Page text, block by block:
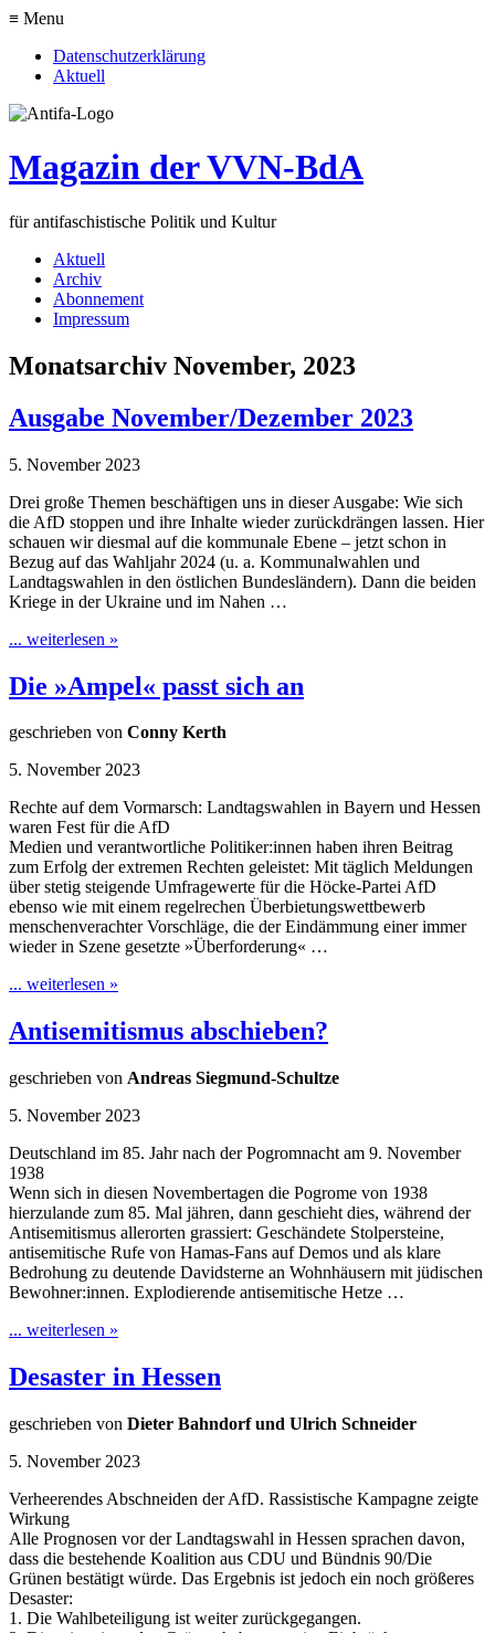
≡ Menu
Datenschutzerklärung
Aktuell
Magazin der VVN-BdA
für antifaschistische Politik und Kultur
Aktuell
Archiv
Abonnement
Impressum
Monatsarchiv November, 2023
Ausgabe November/Dezember 2023
5. November 2023
Drei große Themen beschäftigen uns in dieser Ausgabe: Wie sich
die AfD stoppen und ihre Inhalte wieder zurückdrängen lassen. Hier
schauen wir diesmal auf die kommunale Ebene – jetzt schon in
Bezug auf das Wahljahr 2024 (u. a. Kommunalwahlen und
Landtagswahlen in den östlichen Bundesländern). Dann die beiden
Kriege in der Ukraine und im Nahen …
... weiterlesen »
Die »Ampel« passt sich an
geschrieben von Conny Kerth
5. November 2023
Rechte auf dem Vormarsch: Landtagswahlen in Bayern und Hessen
waren Fest für die AfD
Medien und verantwortliche Politiker:innen haben ihren Beitrag
zum Erfolg der extremen Rechten geleistet: Mit täglich Meldungen
über stetig steigende Umfragewerte für die Höcke-Partei AfD
ebenso wie mit einem regelrechen Überbietungswettbewerb
menschenverachter Vorschläge, die der Eindämmung einer immer
wieder in Szene gesetzte »Überforderung« …
... weiterlesen »
Antisemitismus abschieben?
geschrieben von Andreas Siegmund-Schultze
5. November 2023
Deutschland im 85. Jahr nach der Pogromnacht am 9. November
1938
Wenn sich in diesen Novembertagen die Pogrome von 1938
hierzulande zum 85. Mal jähren, dann geschieht dies, während der
Antisemitismus allerorten grassiert: Geschändete Stolpersteine,
antisemitische Rufe von Hamas-Fans auf Demos und als klare
Bedrohung zu deutende Davidsterne an Wohnhäusern mit jüdischen
Bewohner:innen. Explodierende antisemitische Hetze …
... weiterlesen »
Desaster in Hessen
geschrieben von Dieter Bahndorf und Ulrich Schneider
5. November 2023
Verheerendes Abschneiden der AfD. Rassistische Kampagne zeigte
Wirkung
Alle Prognosen vor der Landtagswahl in Hessen sprachen davon,
dass die bestehende Koalition aus CDU und Bündnis 90/Die
Grünen bestätigt würde. Das Ergebnis ist jedoch ein noch größeres
Desaster:
1. Die Wahlbeteiligung ist weiter zurückgegangen.